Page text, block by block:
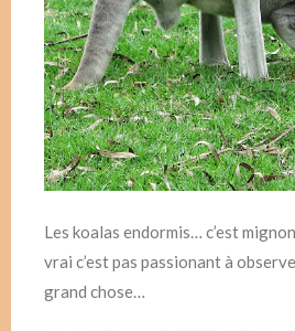
Les koalas endormis… c’est
vrai c’est pas passionant à
grand chose…